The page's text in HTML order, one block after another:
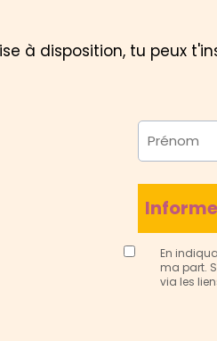
à disposition, tu peux
En
ma part.
via les